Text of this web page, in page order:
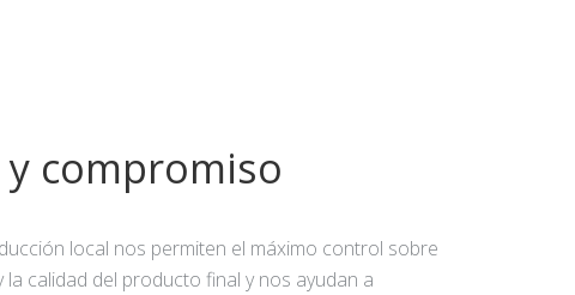
compromiso
local nos permiten el máximo control sobre
calidad del producto final y nos ayudan a